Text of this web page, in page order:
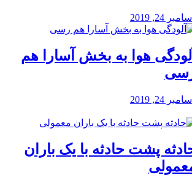
24, 2019
آلودگی هوا به بخش آسارا هم
24, 2019
پشت حادثه با یک باران